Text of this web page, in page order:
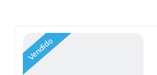
Vendido